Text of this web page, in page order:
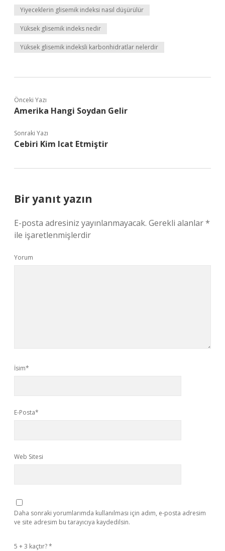
Yiyeceklerin glisemik indeksi nasıl düşürülür
Yüksek glisemik indeks nedir
Yüksek glisemik indeksli karbonhidratlar nelerdir
Önceki Yazı
Amerika Hangi Soydan Gelir
Sonraki Yazı
Cebiri Kim Icat Etmiştir
Bir yanıt yazın
E-posta adresiniz yayınlanmayacak. Gerekli alanlar*
ile işaretlenmişlerdir
Yorum
İsim*
E-Posta*
Web Sitesi
Daha sonraki yorumlarımda kullanılması için adım, e-posta adresim
ve site adresim bu tarayıcıya kaydedilsin.
5 + 3 kaçtır?*